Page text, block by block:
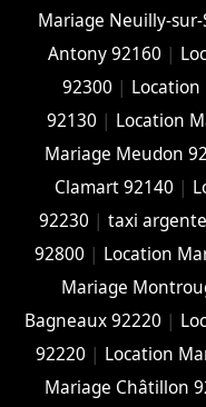
Mariage Neuilly-sur-
Antony 92160 |
92300 |
92130 | Location
Mariage Meudon
Clamart 92140 |
92230 |taxi
92800 | Location
Mariage
Bagneaux 92220 |
92220 | Location
Mariage Châtillon